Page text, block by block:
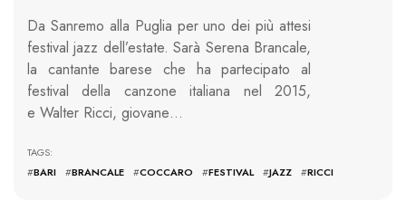
Da Sanremo alla Puglia per uno dei più attesi
festival jazz dell’estate. Sarà Serena Brancale,
la cantante barese che ha partecipato al
festival della canzone italiana nel 2015,
e Walter Ricci, giovane…
TAGS:
#BARI #BRANCALE #COCCARO #FESTIVAL #JAZZ #RICCI